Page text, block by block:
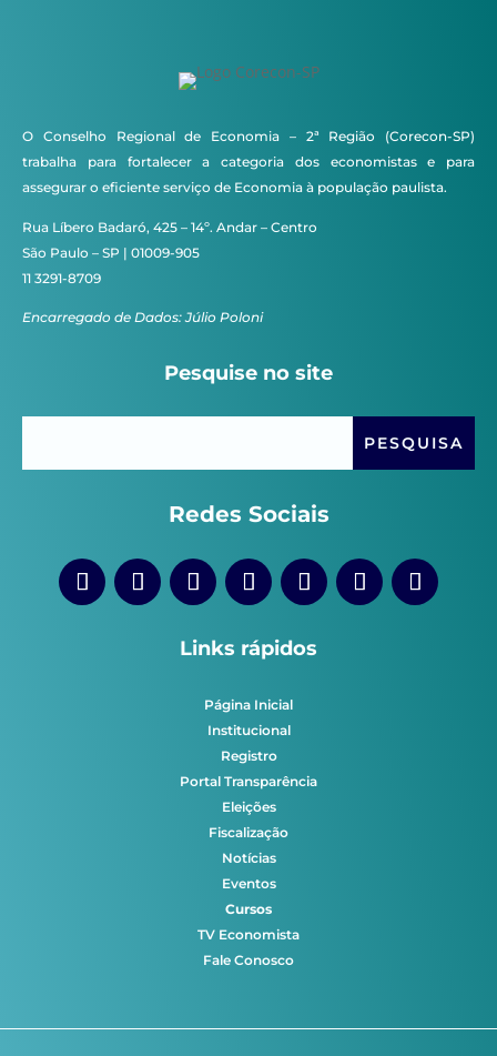
O Conselho Regional de Economia – 2ª Região (Corecon-SP)
trabalha para fortalecer a categoria dos economistas e para
assegurar o eficiente serviço de Economia à população paulista.
Rua Líbero Badaró, 425 – 14º. Andar – Centro
São Paulo – SP | 01009-905
11 3291-8709
Encarregado de Dados: Júlio Poloni
Pesquise no site
Redes Sociais
Links rápidos
Página Inicial
Institucional
Registro
Portal Transparência
Eleições
Fiscalização
Notícias
Eventos
Cursos
TV Economista
Fale Conosco